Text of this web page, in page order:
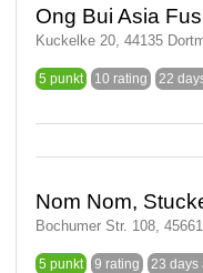
Ong Bui Asia
Kuckelke 20, 44135
5 punkt 10 rating 22
Nom Nom,
Bochumer Str. 108,
5 punkt 9 rating 23 days